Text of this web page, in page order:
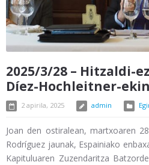
2025/3/28 – Hitzaldi-
Díez-Hochleitner-ekin
2 apirila, 2025 admin
Joan den ostiralean, martxoaren
Rodríguez jaunak, Espainiako
Kapituluaren Zuzendaritza